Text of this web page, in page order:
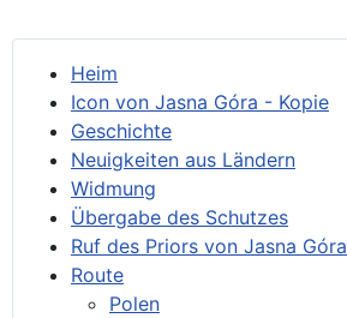
Heim
Icon von Jasna Góra - Kopie
Geschichte
Neuigkeiten aus Ländern
Widmung
Übergabe des Schutzes
Ruf des Priors von Jasna Góra
Route
Polen